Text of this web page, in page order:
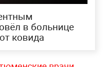
в больнице
ковида